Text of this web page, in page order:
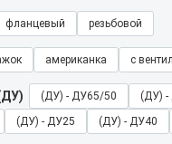
фланцевый резьбовой
американка с
(ДУ) - ДУ65/50 (ДУ) -
(ДУ) - ДУ25 (ДУ) - ДУ40